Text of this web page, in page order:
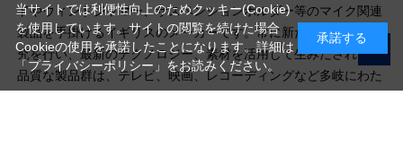
ドやウィンドジャマー、サスペンションホルダー等のマイク関連
製品を手掛けるイギリスのメーカーです。常に新たな製造法の研
究を行い、最新のテクノロジー、素材を活用して生みだされる高
品質な製品群は、テレビ、映画、レコーディングなど多岐にわた
当サイトでは利便性向上のためクッキー(Cookie)
を使用しています。サイトの閲覧を続けた場合
Cookieの使用を承諾したことになります。詳細は
「プライバシーポリシー」 をお読みください。
承諾する